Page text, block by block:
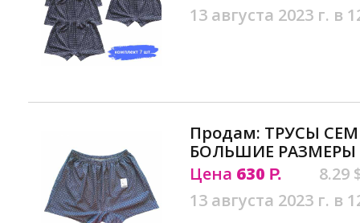
13 августа 2023 г. в
Продам: ТРУСЫ
БОЛЬШИЕ РАЗМЕРЫ
Цена 630 Р.
8.29
13 августа 2023 г. в